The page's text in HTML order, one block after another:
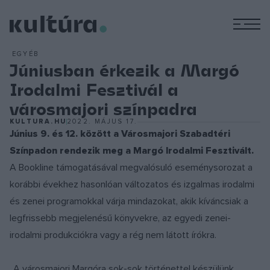
EGYÉB
Júniusban érkezik a Margó
Irodalmi Fesztivál a
városmajori színpadra
KULTURA.HU 2022. MÁJUS 17.
Június 9. és 12. között a Városmajori Szabadtéri
Színpadon rendezik meg a Margó Irodalmi Fesztivált.
A Bookline támogatásával megvalósuló eseménysorozat a
korábbi évekhez hasonlóan változatos és izgalmas irodalmi
és zenei programokkal várja mindazokat, akik kíváncsiak a
legfrissebb megjelenésű könyvekre, az egyedi zenei-
irodalmi produkciókra vagy a rég nem látott írókra.